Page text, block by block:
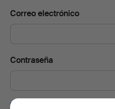
Correo electrónico
Contraseña